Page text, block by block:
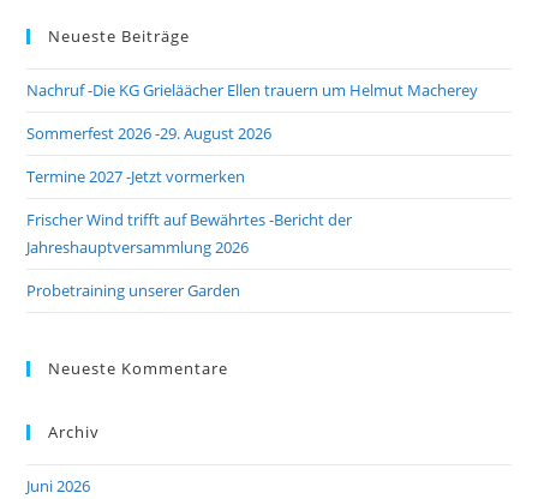
Neueste Beiträge
Nachruf -Die KG Grieläächer Ellen trauern um Helmut Macherey
Sommerfest 2026 -29. August 2026
Termine 2027 -Jetzt vormerken
Frischer Wind trifft auf Bewährtes -Bericht der
Jahreshauptversammlung 2026
Probetraining unserer Garden
Neueste Kommentare
Archiv
Juni 2026